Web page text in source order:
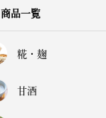
商品一覧
糀・麹
甘酒